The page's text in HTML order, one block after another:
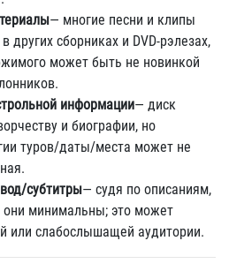
— многие песни и клипы
других сборниках и DVD-рэлезах,
может быть не новинкой
информации— диск
и биографии, но
туров/даты/места может не
субтитры— судя по описаниям,
они минимальны; это может
или слабослышащей аудитории.